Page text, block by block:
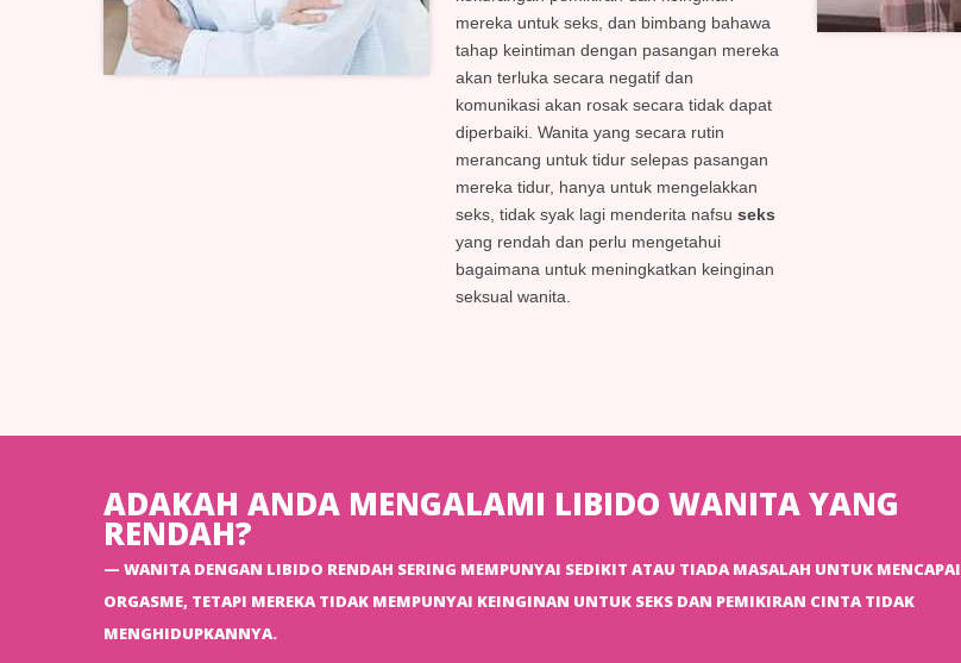
mereka untuk seks, dan bimbang bahawa
tahap keintiman dengan pasangan mereka
akan terluka secara negatif dan
komunikasi akan rosak secara tidak dapat
diperbaiki. Wanita yang secara rutin
merancang untuk tidur selepas pasangan
mereka tidur, hanya untuk mengelakkan
seks, tidak syak lagi menderita nafsuseks
yang rendah dan perlu mengetahui
bagaimana untuk meningkatkan keinginan
seksual wanita.
ADAKAH ANDA MENGALAMI LIBIDO WANITA YANG
RENDAH?
WANITA DENGAN LIBIDO RENDAH SERING MEMPUNYAI SEDIKIT ATAU TIADA MASALAH UNTUK MENCAPAI
ORGASME, TETAPI MEREKA TIDAK MEMPUNYAI KEINGINAN UNTUK SEKS DAN PEMIKIRAN CINTA TIDAK
MENGHIDUPKANNYA.